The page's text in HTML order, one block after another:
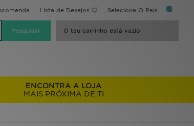
Lista de Desejos Seleciona O País...
O teu carrinho está vazio
ENCONTRA A LOJA
MAIS PRÓXIMA DE TI